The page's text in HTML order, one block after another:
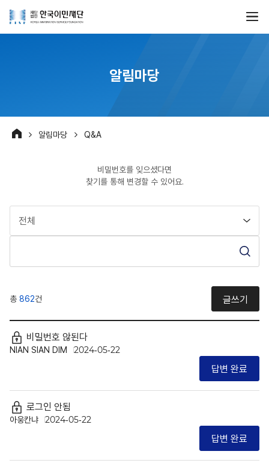
알림마당
알림마당 Q&A
비밀번호를 잊으셨다면
찾기를 통해 변경할 수 있어요.
총 862건 글쓰기
비밀번호 않된다
NIAN SIAN DIM 2024-05-22
답변 완료
로그인 안됨
아웅칸냐 2024-05-22
답변 완료